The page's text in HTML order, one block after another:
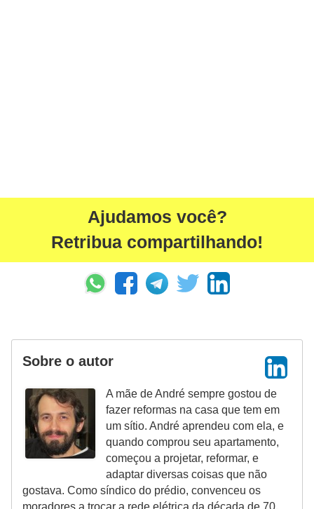
Ajudamos você?
Retribua compartilhando!
Sobre o autor
A mãe de André sempre gostou de
fazer reformas na casa que tem em
um sítio. André aprendeu com ela, e
quando comprou seu apartamento,
começou a projetar, reformar, e
adaptar diversas coisas que não
gostava. Como síndico do prédio, convenceu os
moradores a trocar a rede elétrica da década de 70,